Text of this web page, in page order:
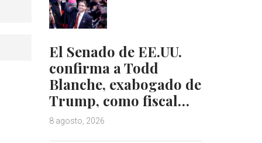
El Senado de EE.UU.
confirma a Todd
Blanche, exabogado de
Trump, como fiscal…
8 agosto, 2026